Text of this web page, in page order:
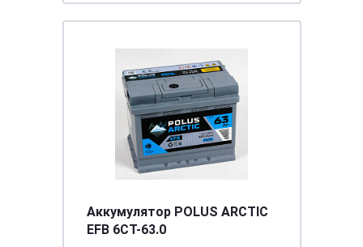
Аккумулятор POLUS ARCTIC
EFB 6СТ-63.0